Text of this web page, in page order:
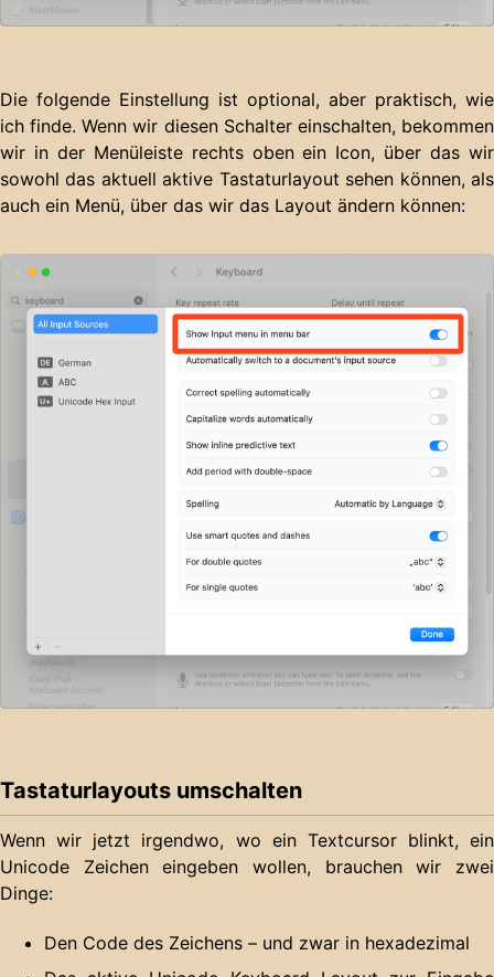
Die folgende Einstellung ist optional, aber praktisch, wie
ich finde. Wenn wir diesen Schalter einschalten, bekommen
wir in der Menüleiste rechts oben ein Icon, über das wir
sowohl das aktuell aktive Tastaturlayout sehen können, als
auch ein Menü, über das wir das Layout ändern können:
Tastaturlayouts umschalten
Wenn wir jetzt irgendwo, wo ein Textcursor blinkt, ein
Unicode Zeichen eingeben wollen, brauchen wir zwei
Dinge:
Den Code des Zeichens – und zwar in hexadezimal